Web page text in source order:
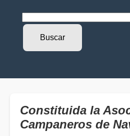
Constituida la
Campaneros de